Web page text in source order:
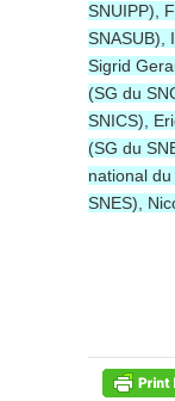
SNUIPP),
SNASUB),
Sigrid
(SG du
SNICS),
(SG du
national
SNES),